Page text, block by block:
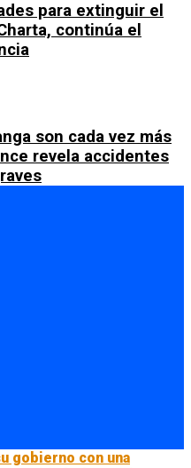
para extinguir el
continúa el
son cada vez más
revela accidentes